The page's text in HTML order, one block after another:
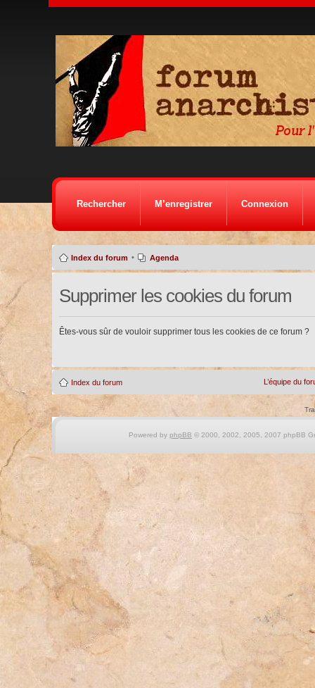
Rechercher M’enregistrer Connexion
Index du forum • Agenda
Supprimer les cookies du forum
Êtes-vous sûr de vouloir supprimer tous les cookies de ce forum ?
Index du forum L’équipe du
Powered by phpBB © 2000, 2002, 2005, 2007 phpBB